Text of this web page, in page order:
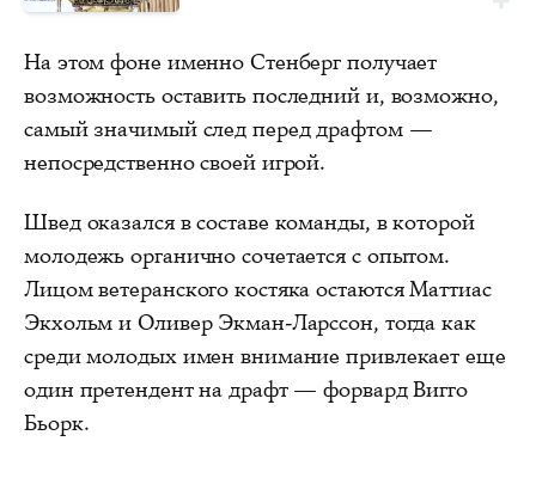
На этом фоне именно Стенберг получает
возможность оставить последний и, возможно,
самый значимый след перед драфтом —
непосредственно своей игрой.
Швед оказался в составе команды, в которой
молодежь органично сочетается с опытом.
Лицом ветеранского костяка остаются Маттиас
Экхольм и Оливер Экман-Ларссон, тогда как
среди молодых имен внимание привлекает еще
один претендент на драфт — форвард Вигго
Бьорк.